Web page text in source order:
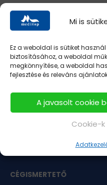
Mi is
Ez a weboldal is sütiket
biztosításához, a weboldal
megkönnyítése, a weboldal
fejlesztése és releváns
A javasolt cookie
Cookie-
hyperol.hu
nodoryl.hu
mycosid.hu vition.hu
CÉGISMERTETŐ